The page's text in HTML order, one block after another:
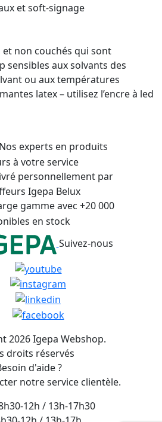
et soft-signage
et non couchés qui sont
sensibles aux solvants des
ou aux températures
latex – utilisez l’encre à led
Nos experts en produits
à votre service
personnellement par
Igepa Belux
gamme avec +20 000
en stock
Suivez-nous
2026 Igepa Webshop.
droits réservés
d'aide ?
notre service clientèle.
12h / 13h-17h30